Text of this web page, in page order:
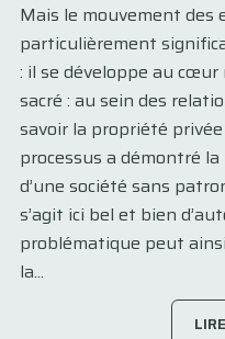
Mais le mouvement des
particulièrement
: il se développe au cœur
sacré : au sein des
savoir la propriété
processus a démontré
d’une société sans
s’agit ici bel et bien
problématique peut
la...